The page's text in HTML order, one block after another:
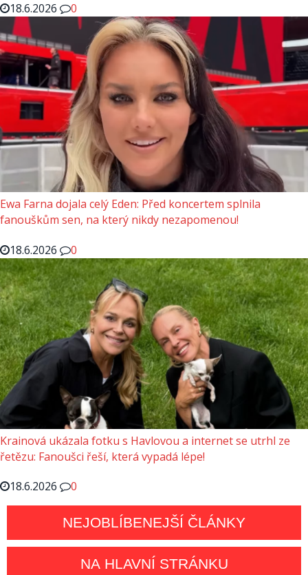
18.6.2026
0
Ewa Farna dojala celý Eden: Před koncertem splnila
fanouškům sen, na který nikdy nezapomenou!
18.6.2026
0
Krainová ukázala fotku s Havlovou a internet se utrhl ze
řetězu: Fanoušci řeší, která vypadá lépe!
18.6.2026
0
NEJOBLÍBENEJŠÍ ČLÁNKY
NA HLAVNÍ STRÁNKU